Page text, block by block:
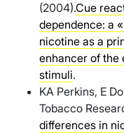
(2004).Cue
dependence: a
nicotine as a
enhancer of the
stimuli.
KA Perkins, E
Tobacco
differences in